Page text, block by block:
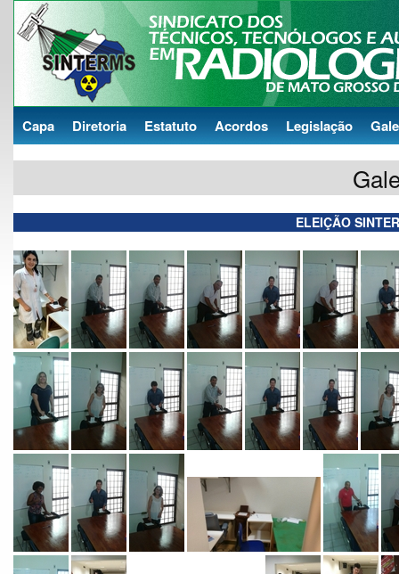
Capa Diretoria Estatuto Acordos Legislação
ELEIÇÃO